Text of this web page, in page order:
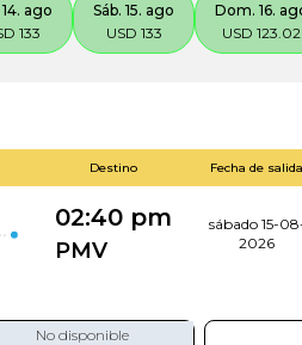
ago
133
Sáb. 15. ago
USD 133
Dom. 16.
USD 123.02
Destino Fecha de salida
02:40 pm
PMV
sábado 15-
2026
No disponible